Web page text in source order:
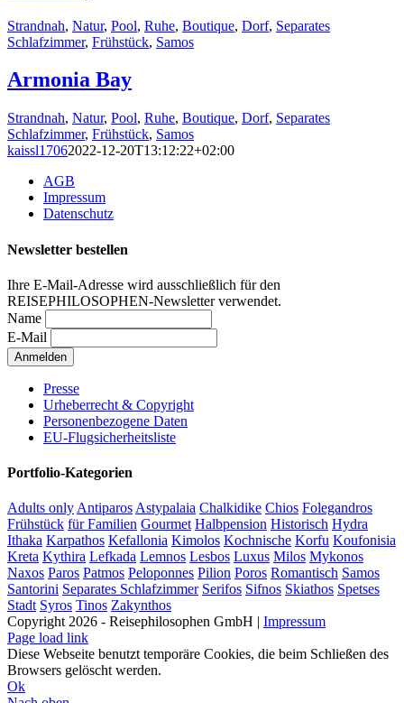
Strandnah, Natur, Pool, Ruhe, Boutique, Dorf, Separates
Schlafzimmer, Frühstück, Samos
Armonia Bay
Strandnah, Natur, Pool, Ruhe, Boutique, Dorf, Separates
Schlafzimmer, Frühstück, Samos
kaissl17062022-12-20T13:12:22+02:00
AGB
Impressum
Datenschutz
Newsletter bestellen
Ihre E-Mail-Adresse wird ausschließlich für den
REISEPHILOSOPHEN-Newsletter verwendet.
Name
E-Mail
Presse
Urheberrecht & Copyright
Personenbezogene Daten
EU-Flugsicherheitsliste
Portfolio-Kategorien
Adults onlyAntiparosAstypalaia Chalkidike Chios Folegandros
Frühstück für Familien Gourmet Halbpension Historisch Hydra
Ithaka Karpathos Kefallonia Kimolos Kochnische Korfu Koufonisia
Kreta Kythira Lefkada Lemnos Lesbos Luxus Milos Mykonos
Naxos Paros Patmos Peloponnes Pilion Poros Romantisch Samos
Santorini Separates Schlafzimmer Serifos Sifnos Skiathos Spetses
Stadt Syros Tinos Zakynthos
Copyright 2026 - Reisephilosophen GmbH | Impressum
Page load link
Diese Webseite benutzt temporäre Cookies, die beim Schließen des
Browsers gelöscht werden.
Ok